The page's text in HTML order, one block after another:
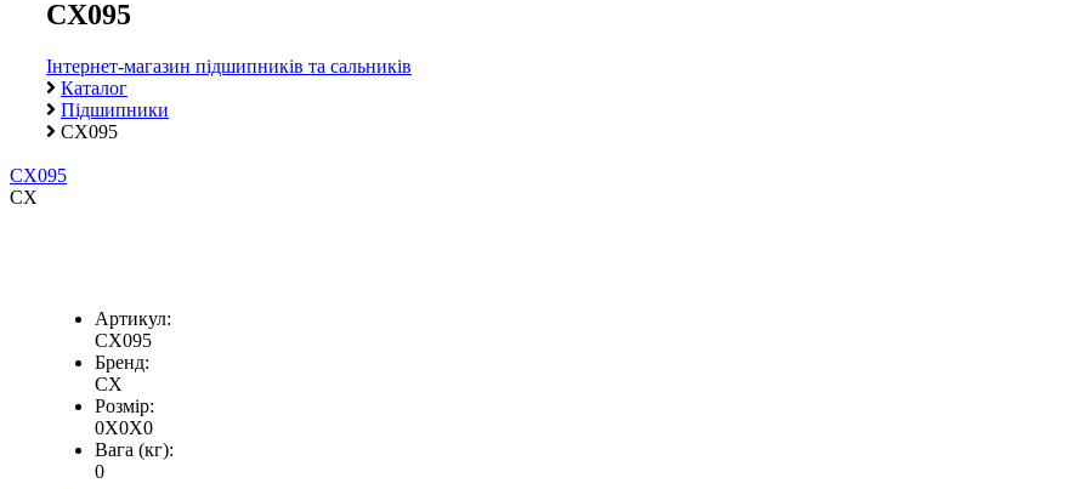
CX095
Інтернет-магазин підшипників та сальників
Каталог
Підшипники
CX095
CX095
CX
Артикул:
CX095
Бренд:
CX
Розмір:
0X0X0
Вага (кг):
0